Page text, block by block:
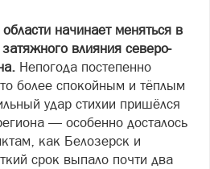
начинает меняться в
влияния северо-
Непогода постепенно
более спокойным и тёплым
удар стихии пришёлся
— особенно досталось
как Белозерск и
срок выпало почти два